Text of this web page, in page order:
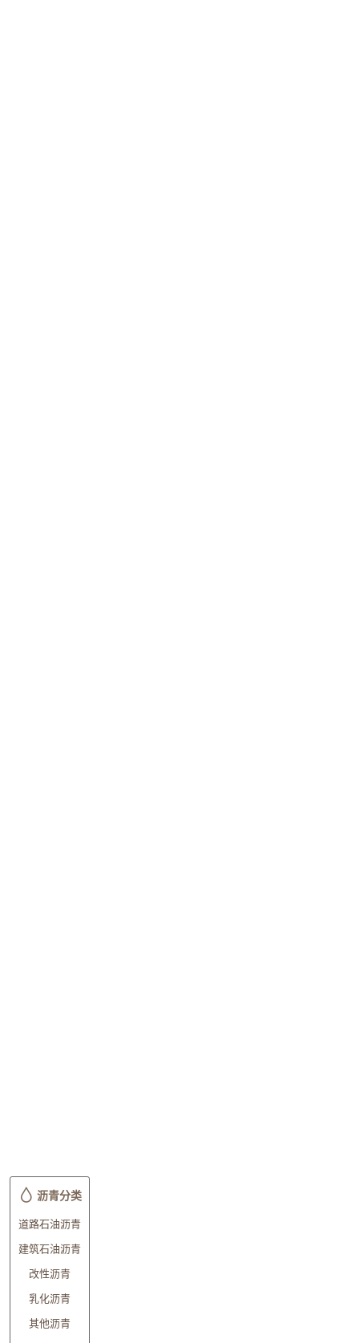
沥青分类
道路石油沥青
建筑石油沥青
改性沥青
乳化沥青
其他沥青